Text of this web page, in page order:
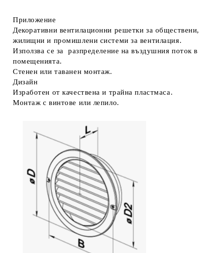
Приложение
Декоративни вентилационни решетки за обществени,
жилищни и промишлени системи за вентилация.
Използва се за разпределение на въздушния поток в
помещенията.
Стенен или таванен монтаж.
Дизайн
Изработен от качествена и трайна пластмаса.
Монтаж с винтове или лепило.